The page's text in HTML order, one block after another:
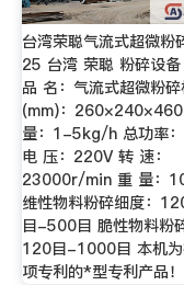
台湾荣聪气流式超微粉
25 台湾 荣聪 粉碎设备
品 名：气流式超微粉
(mm)：
量：1-5kg/h 总功率
电 压：220V 转 速：
23000r/min 重 量：
维性物料粉碎细度：
目-500目 脆性物料粉
120目-1000目 本机
项专利的*型专利产品